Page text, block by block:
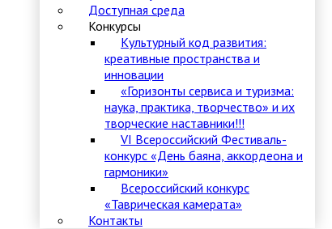
Доступная среда
Конкурсы
Культурный код развития:
креативные пространства и
инновации
«Горизонты сервиса и туризма:
наука, практика, творчество» и их
творческие наставники!!!
VI Всероссийский Фестиваль-
конкурс «День баяна, аккордеона и
гармоники»
Всероссийский конкурс
«Таврическая камерата»
Контакты